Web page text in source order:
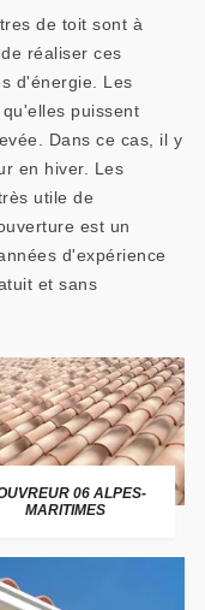
de toit sont à
réaliser ces
d'énergie. Les
puissent
Dans ce cas, il y
en hiver. Les
utile de
est un
d'expérience
et sans
06 ALPES-
MARITIMES